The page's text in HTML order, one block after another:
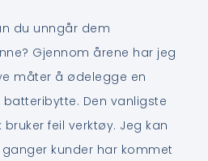
du unngår dem
Gjennom årene har jeg
måter å ødelegge en
Den vanligste
feil verktøy. Jeg kan
kunder har kommet